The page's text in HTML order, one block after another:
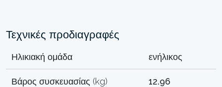
Τεχνικές προδιαγραφές
Ηλικιακή ομάδα ενήλικος
Βάρος συσκευασίας (kg) 12.96